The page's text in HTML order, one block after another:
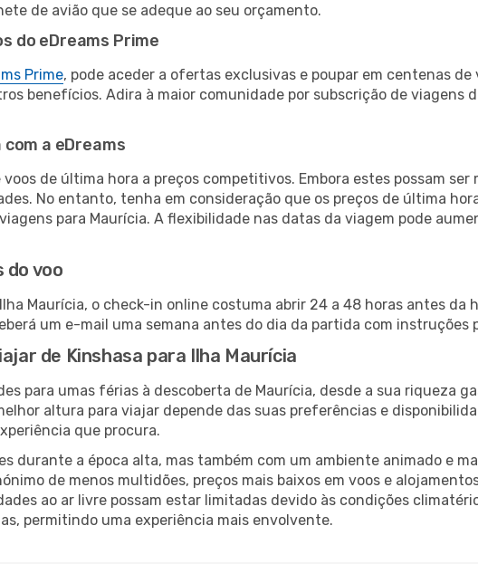
de avião que se adeque ao seu orçamento.
do eDreams Prime
Prime, pode aceder a ofertas exclusivas e poupar em centenas
benefícios. Adira à maior comunidade por subscrição de viagens
a eDreams
de última hora a preços competitivos. Embora estes possam
No entanto, tenha em consideração que os preços de última
para Maurícia. A flexibilidade nas datas da viagem pode
do voo
Maurícia, o check-in online costuma abrir 24 a 48 horas antes da
um e-mail uma semana antes do dia da partida com instruções
de Kinshasa para Ilha Maurícia
para umas férias à descoberta de Maurícia, desde a sua riqueza
altura para viajar depende das suas preferências e
que procura.
durante a época alta, mas também com um ambiente animado e
de menos multidões, preços mais baixos em voos e
ao ar livre possam estar limitadas devido às condições
permitindo uma experiência mais envolvente.